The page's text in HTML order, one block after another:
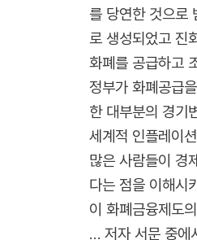
를 당연한 것으로
로 생성되었고 진
화폐를 공급하고
정부가 화폐공급
한 대부분의 경기
세계적 인플레이
많은 사람들이 경
다는 점을 이해시
이 화폐금융제도
… 저자 서문 중에